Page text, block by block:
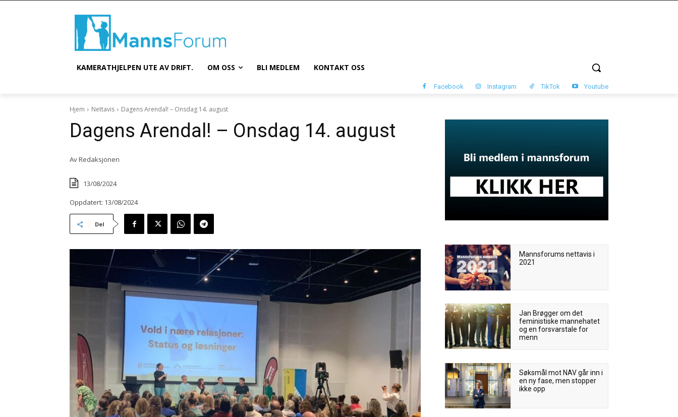
KAMERATHJELPEN UTE AV DRIFT. OM OSS BLI MEDLEM KONTAKT OSS
Facebook Instagram TikTok Youtube
Hjem Nettavis Dagens Arendal! – Onsdag 14. august
Dagens Arendal! – Onsdag 14. august
AvRedaksjonen
13/08/2024
Oppdatert: 13/08/2024
Del
Mannsforums nettavis i
2021
Jan Brøgger om det
feministiske mannehatet
og en forsvarstale for
menn
Søksmål mot NAV går inn i
en ny fase, men stopper
ikke opp